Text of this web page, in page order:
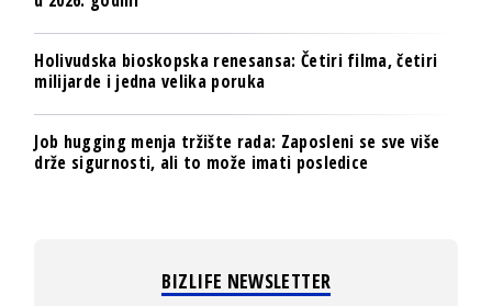
Holivudska bioskopska renesansa: Četiri filma, četiri
milijarde i jedna velika poruka
Job hugging menja tržište rada: Zaposleni se sve više
drže sigurnosti, ali to može imati posledice
BIZLIFE NEWSLETTER